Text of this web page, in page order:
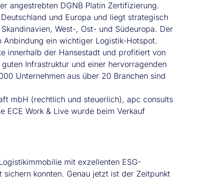
angestrebten DGNB Platin Zertifizierung.
und Europa und liegt strategisch
West-, Ost- und Südeuropa. Der
ein wichtiger Logistik-Hotspot.
innerhalb der Hansestadt und profitiert von
Infrastruktur und einer hervorragenden
Unternehmen aus über 20 Branchen sind
mbH (rechtlich und steuerlich), apc consults
ECE Work & Live wurde beim Verkauf
mit exzellenten ESG-
konnten. Genau jetzt ist der Zeitpunkt